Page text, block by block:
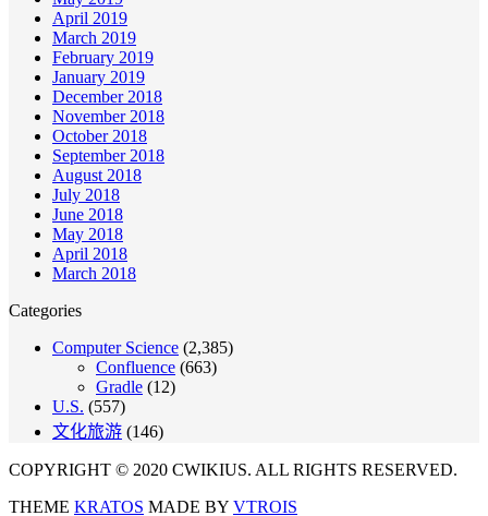
April 2019
March 2019
February 2019
January 2019
December 2018
November 2018
October 2018
September 2018
August 2018
July 2018
June 2018
May 2018
April 2018
March 2018
Categories
Computer Science (2,385)
Confluence (663)
Gradle (12)
U.S. (557)
文化旅游 (146)
COPYRIGHT © 2020 CWIKIUS. ALL RIGHTS RESERVED.
THEME KRATOS MADE BY VTROIS